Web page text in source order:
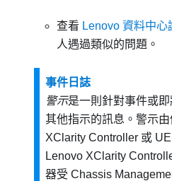
查看 Lenovo 資料中心
人遇過類似的問題。
事件日誌
警示是一則針對事件或
其他指示的訊息。警示
XClarity Controller 或
Lenovo XClarity
器受 Chassis